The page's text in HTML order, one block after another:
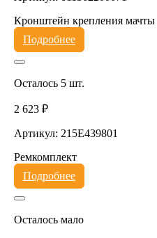
Кронштейн крепления мачты
Подробнее
Осталось 5 шт.
2 623 ₽
Артикул: 215E439801
Ремкомплект
Подробнее
Осталось мало